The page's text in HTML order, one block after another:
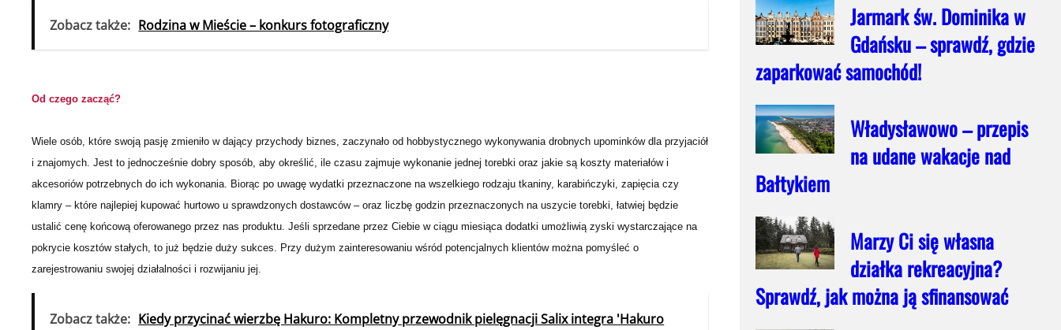
Zobacz także: Rodzina w Mieście – konkurs fotograficzny
Od czego zacząć?
Wiele osób, które swoją pasję zmieniło w dający przychody biznes, zaczynało od hobbystycznego wykonywania drobnych upominków dla przyjaciół
i znajomych. Jest to jednocześnie dobry sposób, aby określić, ile czasu zajmuje wykonanie jednej torebki oraz jakie są koszty materiałów i
akcesoriów potrzebnych do ich wykonania. Biorąc po uwagę wydatki przeznaczone na wszelkiego rodzaju tkaniny, karabińczyki, zapięcia czy
klamry – które najlepiej kupować hurtowo u sprawdzonych dostawców – oraz liczbę godzin przeznaczonych na uszycie torebki, łatwiej będzie
ustalić cenę końcową oferowanego przez nas produktu. Jeśli sprzedane przez Ciebie w ciągu miesiąca dodatki umożliwią zyski wystarczające na
pokrycie kosztów stałych, to już będzie duży sukces. Przy dużym zainteresowaniu wśród potencjalnych klientów można pomyśleć o
zarejestrowaniu swojej działalności i rozwijaniu jej.
Zobacz także: Kiedy przycinać wierzbę Hakuro: Kompletny przewodnik pielęgnacji Salix integra 'Hakuro
Jarmark św. Dominika w
Gdańsku – sprawdź, gdzie
zaparkować samochód!
Władysławowo – przepis
na udane wakacje nad
Bałtykiem
Marzy Ci się własna
działka rekreacyjna?
Sprawdź, jak można ją sfinansować